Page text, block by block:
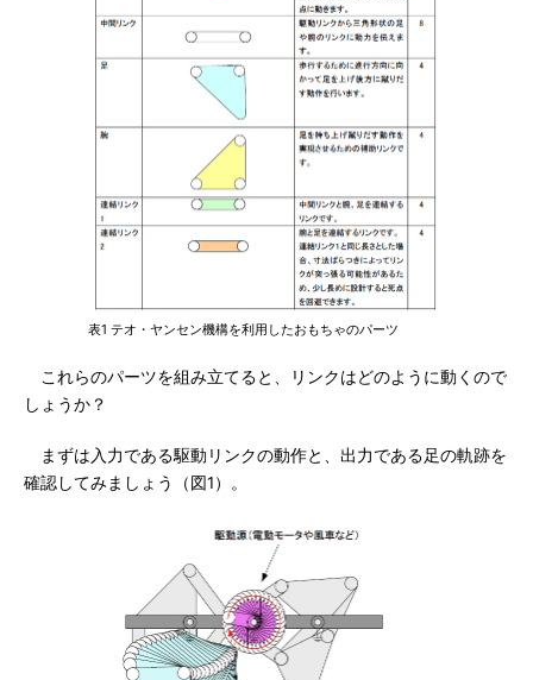
表1 テオ・ヤンセン機構を利用したおもちゃのパーツ
これらのパーツを組み立てると、リンクはどのように動くので
しょうか？
まずは入力である駆動リンクの動作と、出力である足の軌跡を
確認してみましょう（図1）。